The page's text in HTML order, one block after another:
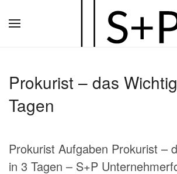
Hauptinhalt
Prokurist – das
Tagen
Prokurist Aufgaben Prokurist –
in 3 Tagen – S+P